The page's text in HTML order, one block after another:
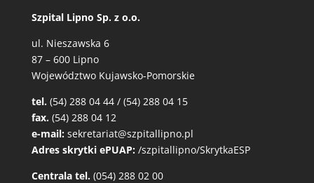
Szpital Lipno Sp. z o.o.
ul. Nieszawska 6
87 – 600 Lipno
Województwo Kujawsko-Pomorskie
tel. (54) 288 04 44 / (54) 288 04 15
fax. (54) 288 04 12
e-mail: sekretariat@szpitallipno.pl
Adres skrytki ePUAP: /szpitallipno/SkrytkaESP
Centrala tel. (054) 288 02 00